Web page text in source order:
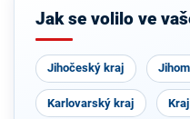
Jak se volilo ve
Jihočeský kraj
Karlovarský kraj